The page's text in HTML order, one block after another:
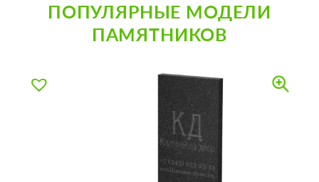
ПОПУЛЯРНЫЕ МОДЕЛИ
ПАМЯТНИКОВ